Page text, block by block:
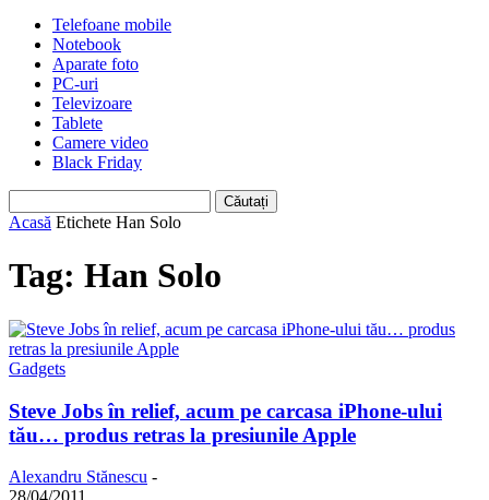
Telefoane mobile
Notebook
Aparate foto
PC-uri
Televizoare
Tablete
Camere video
Black Friday
Acasă Etichete Han Solo
Tag: Han Solo
Gadgets
Steve Jobs în relief, acum pe carcasa iPhone-ului
tău… produs retras la presiunile Apple
Alexandru Stănescu -